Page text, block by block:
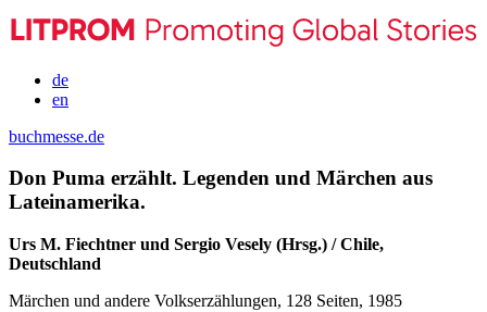
de
en
buchmesse.de
Don Puma erzählt. Legenden und Märchen aus
Lateinamerika.
Urs M. Fiechtner und Sergio Vesely (Hrsg.) / Chile,
Deutschland
Märchen und andere Volkserzählungen, 128 Seiten, 1985